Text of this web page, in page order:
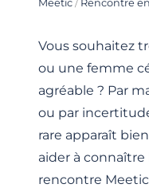
Meetic / Rencontre
Vous souhaitez
ou une femme
agréable ? Par
ou par
rare apparaît
aider à
rencontre